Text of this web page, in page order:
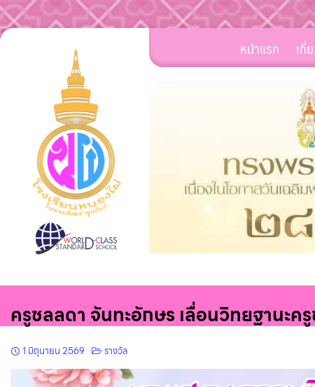
Skip
หน้าแรก เกี่
ครูชลลดา จันทะอักษร เลื่อนวิทยฐานะค
1 มิถุนายน 2569 รางวัล